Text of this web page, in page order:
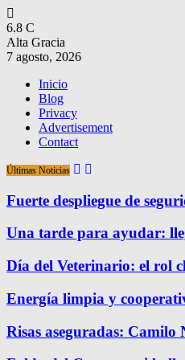
6.8 C
Alta Gracia
7 agosto, 2026
Inicio
Blog
Privacy
Advertisement
Contact
Últimas Noticias
Fuerte despliegue de
Una tarde para ayudar:
Día del Veterinario: el rol
Energía limpia y
Risas aseguradas: